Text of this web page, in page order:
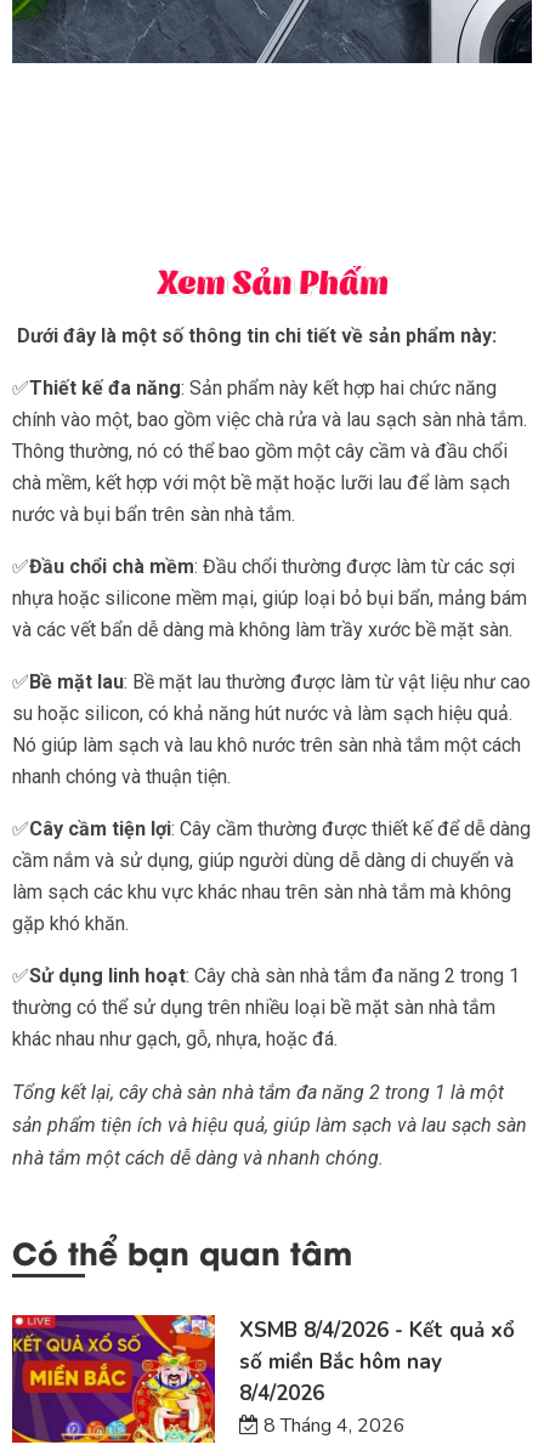
Dưới đây là một số thông tin chi tiết về sản phẩm này:
✅Thiết kế đa năng: Sản phẩm này kết hợp hai chức năng
chính vào một, bao gồm việc chà rửa và lau sạch sàn nhà tắm.
Thông thường, nó có thể bao gồm một cây cầm và đầu chổi
chà mềm, kết hợp với một bề mặt hoặc lưỡi lau để làm sạch
nước và bụi bẩn trên sàn nhà tắm.
✅Đầu chổi chà mềm: Đầu chổi thường được làm từ các sợi
nhựa hoặc silicone mềm mại, giúp loại bỏ bụi bẩn, mảng bám
và các vết bẩn dễ dàng mà không làm trầy xước bề mặt sàn.
✅Bề mặt lau: Bề mặt lau thường được làm từ vật liệu như cao
su hoặc silicon, có khả năng hút nước và làm sạch hiệu quả.
Nó giúp làm sạch và lau khô nước trên sàn nhà tắm một cách
nhanh chóng và thuận tiện.
✅Cây cầm tiện lợi: Cây cầm thường được thiết kế để dễ dàng
cầm nắm và sử dụng, giúp người dùng dễ dàng di chuyển và
làm sạch các khu vực khác nhau trên sàn nhà tắm mà không
gặp khó khăn.
✅Sử dụng linh hoạt: Cây chà sàn nhà tắm đa năng 2 trong 1
thường có thể sử dụng trên nhiều loại bề mặt sàn nhà tắm
khác nhau như gạch, gỗ, nhựa, hoặc đá.
Tổng kết lại, cây chà sàn nhà tắm đa năng 2 trong 1 là một
sản phẩm tiện ích và hiệu quả, giúp làm sạch và lau sạch sàn
nhà tắm một cách dễ dàng và nhanh chóng.
Có thể bạn quan tâm
XSMB 8/4/2026 - Kết quả xổ
số miền Bắc hôm nay
8/4/2026
8 Tháng 4, 2026